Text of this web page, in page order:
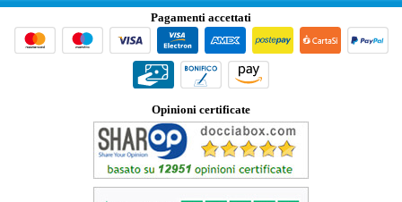
Pagamenti accettati
Opinioni certificate